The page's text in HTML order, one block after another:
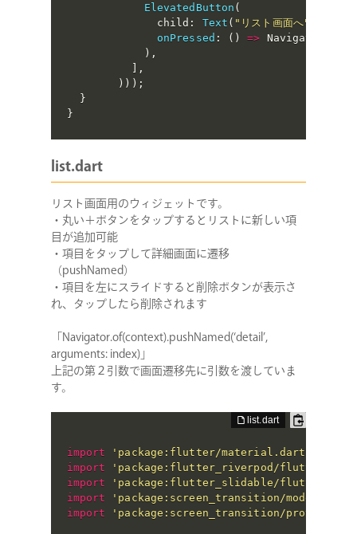
ElevatedButton (
              child
: Text ( "リスト画面へ"
onPressed : ( ) => Navigator
) ,
,
) ) ) ;
}
}
list.dart
リスト画面用のウィジェットです。
・丸い＋ボタンをタップするとリストに新しい項
目が追加可能
・項目をタップして詳細画面に遷移
（pushNamed）
・項目を左にスライドすると削除ボタンが表示さ
れ、タップしたら削除されます
「Navigator.of(context).pushNamed(‘detail’,
arguments: index)」
上記の第２引数で画面遷移先に引数を渡していま
す。
import 'package:flutter/material.dart'
import
'package:flutter_riverpod/
import
'package:flutter_slidable/
import
'package:screen_transition/model/
import
'package:screen_transition/